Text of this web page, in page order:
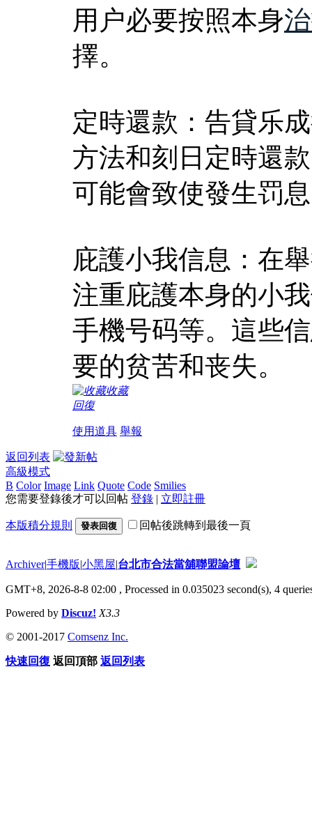
用户必要按照本身
擇。
定時還款：告貸乐
方法和刻日定時還
可能會致使發生罚
庇護小我信息：在
注重庇護本身的小
手機号码等。這些
要的贫苦和丧失。
收藏
回復
使用道具 舉報
返回列表
高級模式
B Color Image Link Quote Code Smilies
您需要登錄後才可以回帖 登錄 | 立即註冊
本版積分規則 發表回復 回帖後跳轉到最後一頁
Archiver|手機版|小黑屋|台北市合法當舖聯盟論壇
GMT+8, 2026-8-8 02:00 , Processed in 0.035023 second(s), 4
Powered by Discuz! X3.3
© 2001-2017 Comsenz Inc.
快速回復 返回頂部 返回列表